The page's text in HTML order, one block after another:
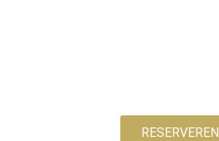
RESERVEREN